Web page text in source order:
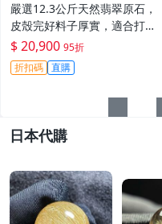
嚴選12.3公斤天然翡翠原石，
皮殼完好料子厚實，適合打造
手鏈原料，保有原始美態等您
開發。天然A貨翡翠原石，盡
顯貴氣風采。 天然翡翠 A貨 翡
$ 20,900 95折
折扣碼 直購
日本代購